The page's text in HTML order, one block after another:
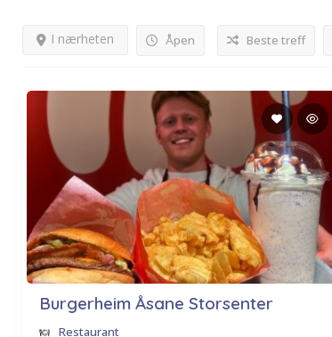
Åpen
I nærheten Beste treff
Burgerheim Åsane Storsenter
Restaurant